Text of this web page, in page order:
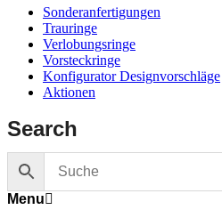
Sonderanfertigungen
Trauringe
Verlobungsringe
Vorsteckringe
Konfigurator Designvorschläge
Aktionen
Search
Menu